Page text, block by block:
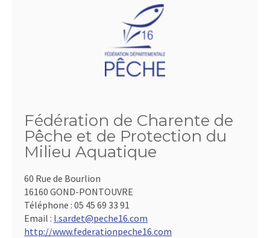
Fédération de Charente de
Pêche et de Protection du
Milieu Aquatique
60 Rue de Bourlion
16160 GOND-PONTOUVRE
Téléphone : 05 45 69 33 91
Email : l.sardet@peche16.com
http://www.federationpeche16.com